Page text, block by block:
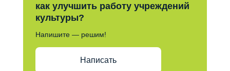
как улучшить работу учреждений
культуры?
Напишите — решим!
Написать